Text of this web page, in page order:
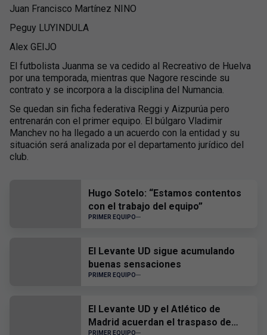
Juan Francisco Martínez NINO
Peguy LUYINDULA
Alex GEIJO
El futbolista Juanma se va cedido al Recreativo de Huelva
por una temporada, mientras que Nagore rescinde su
contrato y se incorpora a la disciplina del Numancia.
Se quedan sin ficha federativa Reggi y Aizpurúa pero
entrenarán con el primer equipo. El búlgaro Vladimir
Manchev no ha llegado a un acuerdo con la entidad y su
situación será analizada por el departamento jurídico del
club.
Hugo Sotelo: “Estamos contentos
con el trabajo del equipo”
PRIMER EQUIPO
El Levante UD sigue acumulando
buenas sensaciones
PRIMER EQUIPO
El Levante UD y el Atlético de
Madrid acuerdan el traspaso de
PRIMER EQUIPO